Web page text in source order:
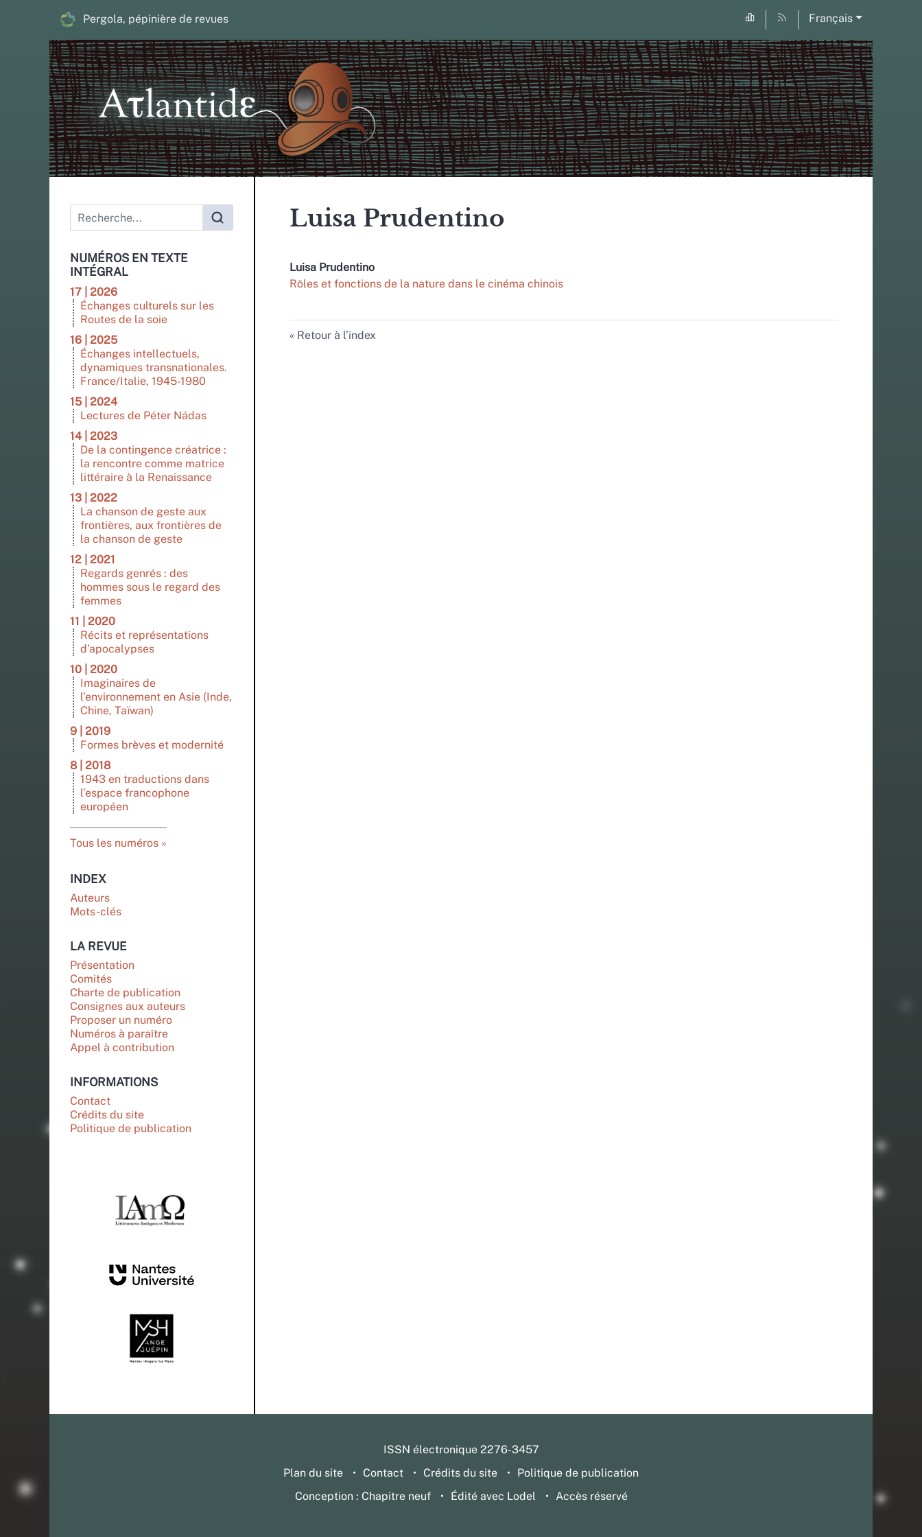
Pergola, pépinière de revues Français
Menu principal
NUMÉROS EN TEXTE
INTÉGRAL
17 | 2026
Échanges culturels sur les
Routes de la soie
16 | 2025
Échanges intellectuels,
dynamiques transnationales.
France/Italie, 1945-1980
15 | 2024
Lectures de Péter Nádas
14 | 2023
De la contingence créatrice :
la rencontre comme matrice
littéraire à la Renaissance
13 | 2022
La chanson de geste aux
frontières, aux frontières de
la chanson de geste
12 | 2021
Regards genrés : des
hommes sous le regard des
femmes
11 | 2020
Récits et représentations
d’apocalypses
10 | 2020
Imaginaires de
l’environnement en Asie (Inde,
Chine, Taïwan)
9 | 2019
Formes brèves et modernité
8 | 2018
1943 en traductions dans
l’espace francophone
européen
Tous les numéros
INDEX
Auteurs
Mots-clés
LA REVUE
Présentation
Comités
Charte de publication
Consignes aux auteurs
Proposer un numéro
Numéros à paraître
Appel à contribution
INFORMATIONS
Contact
Crédits du site
Politique de publication
Luisa Prudentino
Luisa Prudentino
Rôles et fonctions de la nature dans le cinéma chinois
Retour à l’index
ISSN électronique 2276-3457
Plan du site
Contact Crédits du site
Politique de publication
Conception : Chapitre neuf
Édité avec Lodel Accès réservé